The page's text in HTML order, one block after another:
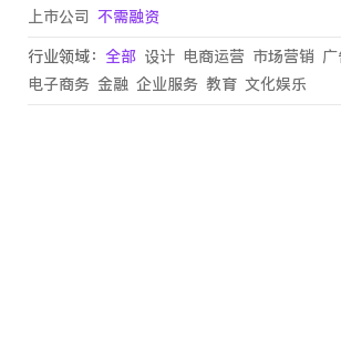
上市公司 不需融资
行业领域： 全部 设计 电商运营 市场营销
电子商务 金融 企业服务 教育 文化娱乐